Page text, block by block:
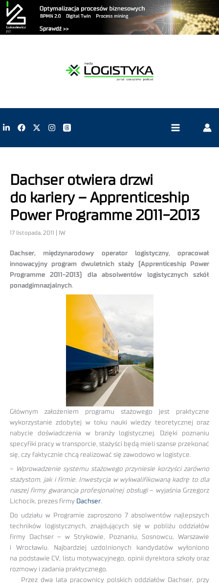
Dachser otwiera drzwi
do kariery – Apprenticeship
Power Programme 2011-2013
17 listopada, 2011 | IW
Dachser, międzynarodowy operator logistyczny, opracował
innowacyjny program dwuletnich staży (Apprenticeship Power
Programme 2011-2013) dla absolwentów logistycznych szkół
ponadgimnazjalnych.
Głównym założeniem programu stażowego jest praktyczne
wykorzystanie zdobytej w toku nauki wiedzy teoretycznej oraz
nabycie doświadczenia w branży logistycznej. Dzięki poznaniu
specyfiki pracy w transporcie, stażyści będą mieli szanse przekonać
się, czy faktycznie chcą realizować się zawodowo w logistyce.
– Wprowadzenie systemu stażowego przyniesie korzyści zarówno
stażystom, jak i firmie. Inwestycja w wykwalifikowaną kadrę to dla
naszej firmy gwarancja profesjonalnej obsługi– wyjaśnia Grzegorz
Lichocik, prezes firmy Dachser.
Do udziału w Programie zaproszono 7 absolwentów najlepszych
techników logistycznych, znajdujących się w pobliżu oddziałów
firmy Dachser – w Strykowie, Poznaniu, Sosnowcu, Warszawie
i Wrocławiu. Najbardziej uzdolnionych kandydatów wyłoniono
na podstawie CV, listu motywacyjnego, opinii dyrektora szkoły oraz
rozmowy i zadania praktycznego.
Przez dwa lata pracownicy polskich oddziałów Dachser, przy